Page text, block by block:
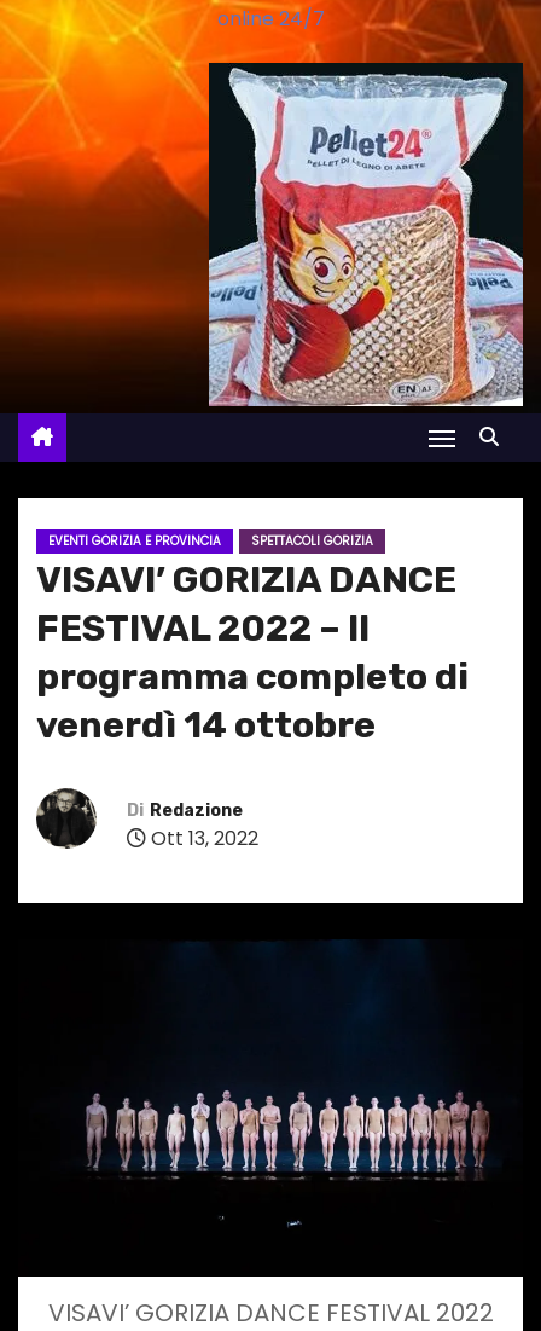
online 24/7
EVENTI GORIZIA E PROVINCIA SPETTACOLI GORIZIA
VISAVI’ GORIZIA DANCE
FESTIVAL 2022 – Il
programma completo di
venerdì 14 ottobre
Di Redazione
Ott 13, 2022
VISAVI’ GORIZIA DANCE FESTIVAL 2022